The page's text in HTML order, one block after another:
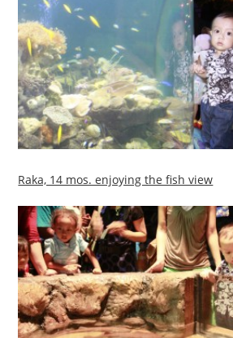
Raka, 14 mos. enjoying the fish view